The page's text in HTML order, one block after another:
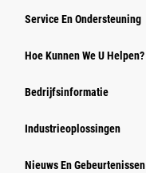
Service En Ondersteuning
Hoe Kunnen We U Helpen?
Bedrijfsinformatie
Industrieoplossingen
Nieuws En Gebeurtenissen